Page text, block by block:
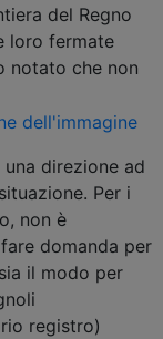
del Regno
loro fermate
notato che non
direzione ad
Per i
non è
domanda per
il modo per
registro)